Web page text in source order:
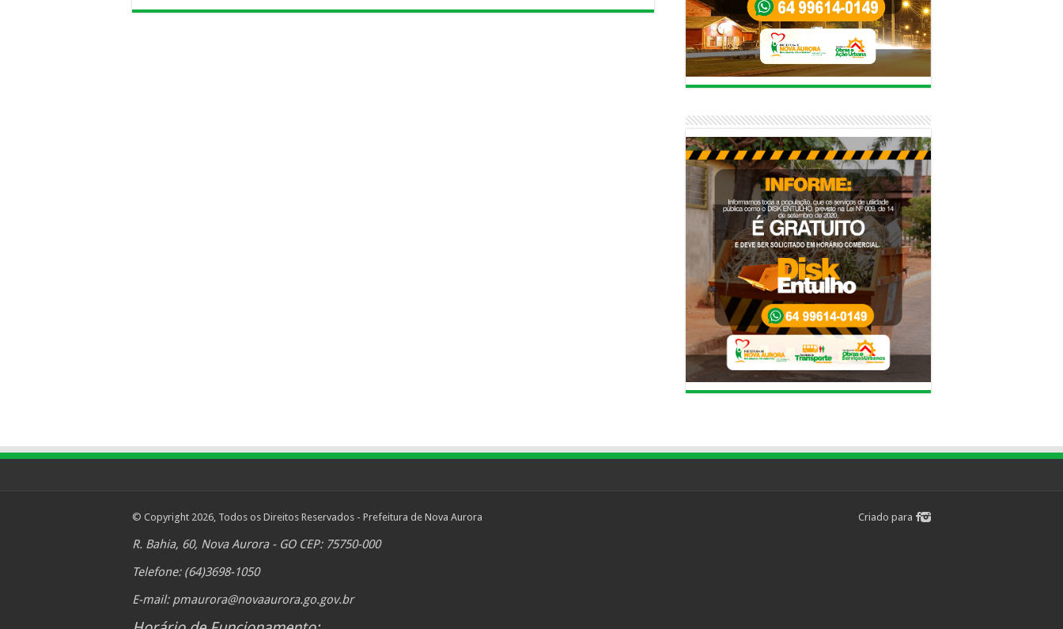
Criado para
© Copyright 2026, Todos os Direitos Reservados - Prefeitura de Nova Aurora
R. Bahia, 60, Nova Aurora - GO CEP: 75750-000
Telefone: (64)3698-1050
E-mail: pmaurora@novaaurora.go.gov.br